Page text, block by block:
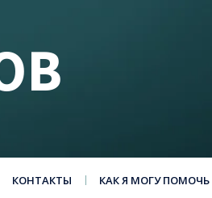
КОНТАКТЫ КАК Я МОГУ ПОМОЧЬ